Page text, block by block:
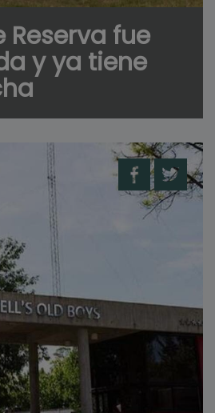
Reserva fue
y ya tiene